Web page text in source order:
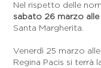
Nel rispetto delle
sabato 26 marzo alle
Santa Margherita.
Venerdì 25 marzo
Regina Pacis si terrà